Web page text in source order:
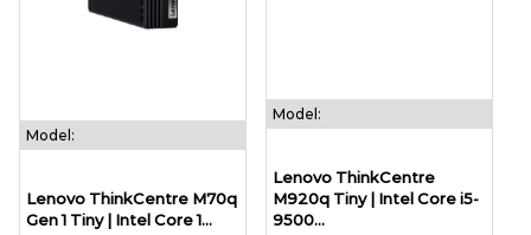
Model:
Lenovo ThinkCentre M70q
Gen 1 Tiny | Intel Core 1...
Model:
Lenovo ThinkCentre
M920q Tiny | Intel Core i5-
9500...